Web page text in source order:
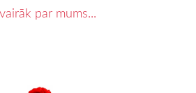
par mums...